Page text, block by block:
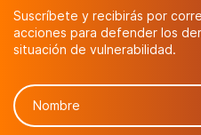
Suscríbete y recibirás por
acciones para defender los
situación de vulnerabilidad.